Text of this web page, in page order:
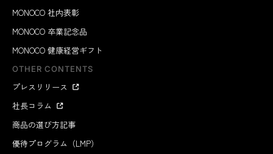
MONOCO 社内表彰
MONOCO 卒業記念品
MONOCO 健康経営ギフト
OTHER CONTENTS
プレスリリース
社長コラム
商品の選び方記事
優待プログラム（LMP）